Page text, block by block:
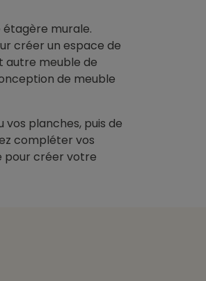
étagère murale.
créer un espace de
autre meuble de
de meuble
planches, puis de
compléter vos
pour créer votre